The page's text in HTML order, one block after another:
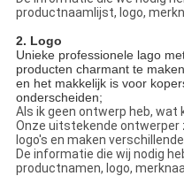
productnaamlijst, logo,
2. Logo
Unieke professionele lago
producten charmant te maken
en het makkelijk is voor
onderscheiden;
Als ik geen ontwerp heb, wat
Onze uitstekende ontwerper
logo's en maken verschillende
De informatie die wij nodig
productnamen, logo,